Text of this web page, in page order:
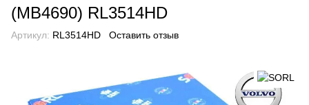
(MB4690) RL3514HD
Артикул: RL3514HD Оставить отзыв